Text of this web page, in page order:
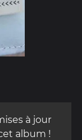
à jour
album !